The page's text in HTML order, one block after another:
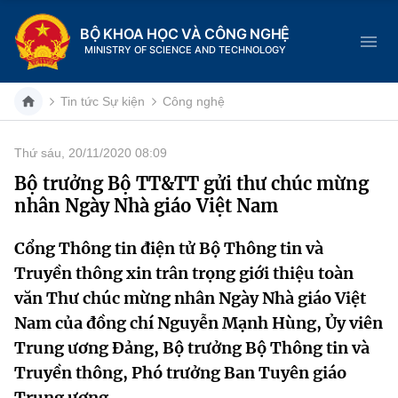
BỘ KHOA HỌC VÀ CÔNG NGHỆ
MINISTRY OF SCIENCE AND TECHNOLOGY
Danh mục
Trang chủ
Giới thiệu
Chức năng nhiệm vụ
Cơ cấu tổ chức
Lịch sử phát triển
Tin tức sự kiện
Khoa học và Công nghệ
Đổi mới sáng tạo
Hệ thống văn bản
Tin tức Sự kiện Công nghệ
Thứ sáu, 20/11/2020 08:09
Bộ trưởng Bộ TT&TT gửi thư chúc mừng
nhân Ngày Nhà giáo Việt Nam
Cổng Thông tin điện tử Bộ Thông tin và
Truyền thông xin trân trọng giới thiệu toàn
văn Thư chúc mừng nhân Ngày Nhà giáo Việt
Nam của đồng chí Nguyễn Mạnh Hùng, Ủy viên
Trung ương Đảng, Bộ trưởng Bộ Thông tin và
Truyền thông, Phó trưởng Ban Tuyên giáo